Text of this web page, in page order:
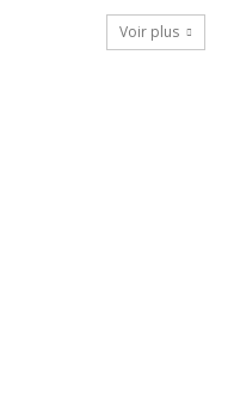
Voir plus